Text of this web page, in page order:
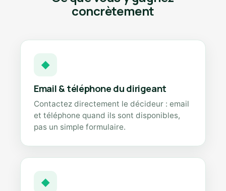
concrètement
◆
Email & téléphone du dirigeant
Contactez directement le décideur : email
et téléphone quand ils sont disponibles,
pas un simple formulaire.
◆